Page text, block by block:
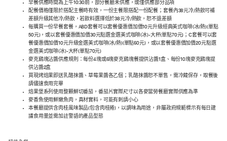
早餐供應時間為上午10:30前，部分餐廳未供應，或僅供應部分品項
配餐價格僅限於搭配主餐時有效，一份主餐限搭配一份配餐；套餐內38元冷/熱飲可補
差額升級其他冷/熱飲，若飲料選擇低於38元冷/熱飲，恕不退差額
每購買一份早餐套餐，ABD套餐可以套餐優惠價加價10元升級經典美式咖啡(冰/熱)(單點
50元)，或以套餐優惠價加價30元點選金選美式咖啡(冰)-大杯(單點70元)；C套餐可以套
餐優惠價加價10元升級金選美式咖啡(冰/熱)(單點60元)，或以套餐優惠價加價20元點選
金選美式咖啡(冰)-大杯(單點70元)
麥克鷄塊沾醬供應規則：每份4塊或6塊麥克鷄塊餐提供沾醬1盒、每份10塊麥克鷄塊提
供沾醬2盒
買現烤焙果即送乳酪抹醬、草莓果醬各乙個；乳酪抹醬恕不單售，需冷藏保存，取餐後
請儘速食用完畢
焙果堡系列使用整顆鮮切番茄，番茄片實際尺寸以各麥當勞餐廳實際供應為準
麥香魚使用鮮嫩魚肉，真材實料，可能有刺請小心
本餐廳提供含肉桂風味製品(包含肉桂捲)，以調味為用途，非屬政府規範標示有每日建
議食用量並需加註警語的產品型態